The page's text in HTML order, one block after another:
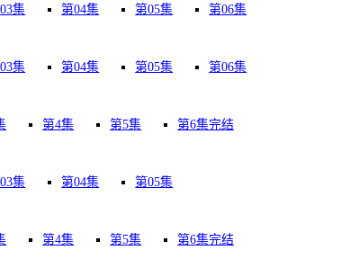
集 第04集 第05集 第06集
集 第04集 第05集 第06集
第4集 第5集 第6集完结
集 第04集 第05集
第4集 第5集 第6集完结